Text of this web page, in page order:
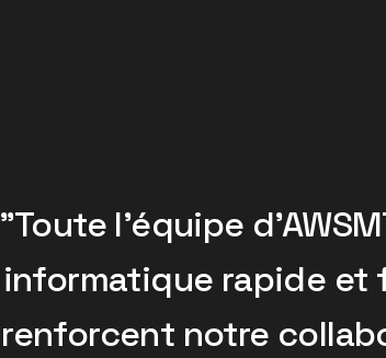
"Toute l'équipe
informatique rapide et
renforcent notre